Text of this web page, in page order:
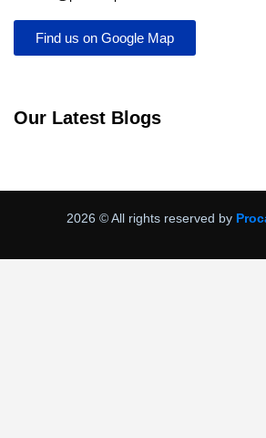
Find us on Google Map
Our Latest Blogs
2026 © All rights reserved by